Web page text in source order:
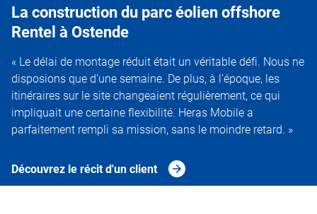
La construction du parc éolien offshore
Rentel à Ostende
« Le délai de montage réduit était un véritable défi. Nous ne
disposions que d’une semaine. De plus, à l’époque, les
itinéraires sur le site changeaient régulièrement, ce qui
impliquait une certaine flexibilité. Heras Mobile a
parfaitement rempli sa mission, sans le moindre retard. »
Découvrez le récit d'un client